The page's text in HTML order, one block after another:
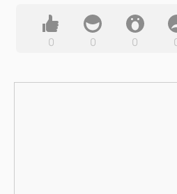
0 0 0